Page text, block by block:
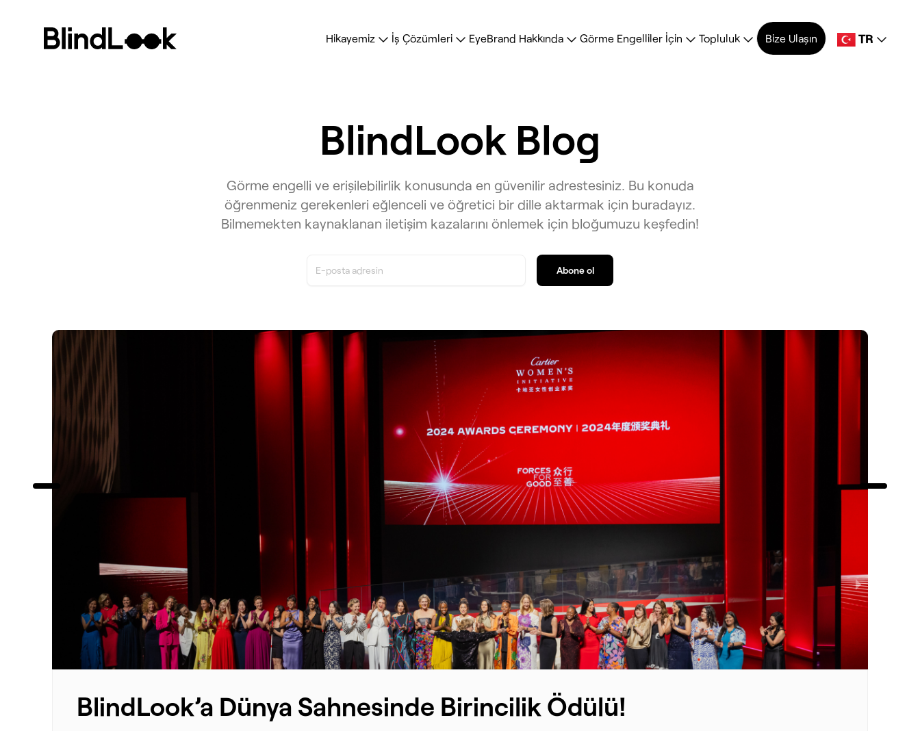
Hikayemiz İş Çözümleri EyeBrand Hakkında Görme Engelliler İçin Topluluk Bize Ulaşın TR
BlindLook Blog
Görme engelli ve erişilebilirlik konusunda en güvenilir adrestesiniz. Bu konuda
öğrenmeniz gerekenleri eğlenceli ve öğretici bir dille aktarmak için buradayız.
Bilmemekten kaynaklanan iletişim kazalarını önlemek için bloğumuzu keşfedin!
Abone ol
BlindLook’a Dünya Sahnesinde Birincilik Ödülü!